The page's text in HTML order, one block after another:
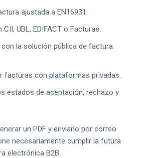
ajustada a EN16931.
UBL, EDIFACT o Facturae.
la solución pública de factura
facturas con plataformas privadas.
estados de aceptación, rechazo y
un PDF y enviarlo por correo
necesariamente cumplir la futura
electrónica B2B.